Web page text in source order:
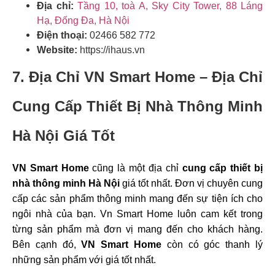
Địa chỉ: Tầng 10, toà A, Sky City Tower, 88 Láng
Hạ, Đống Đa, Hà Nội
Điện thoại: 02466 582 772
Website: https://ihaus.vn
7. Địa Chỉ VN Smart Home – Địa Chỉ
Cung Cấp Thiết Bị Nhà Thông Minh
Hà Nội Giá Tốt
VN Smart Homecũng là một địa chỉ cung cấp thiết bị
nhà thông minh Hà Nội giá tốt nhất. Đơn vị chuyên cung
cấp các sản phẩm thông minh mang đến sự tiện ích cho
ngôi nhà của bạn. Vn Smart Home luôn cam kết trong
từng sản phẩm mà đơn vị mang đến cho khách hàng.
Bên cạnh đó,VN Smart Home còn có góc thanh lý
những sản phẩm với giá tốt nhất.